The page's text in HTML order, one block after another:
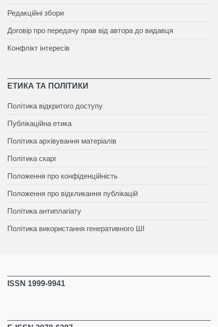
Редакційні збори
Договір про передачу прав від автора до видавця
Конфлікт інтересів
ЕТИКА ТА ПОЛІТИКИ
Політика відкритого доступу
Публікаційна етика
Політика архівування матеріалів
Політика скарг
Положення про конфіденційність
Положення про відкликання публікацій
Політика антиплагіату
Політика використання генеративного ШІ
ISSN 1999-9941